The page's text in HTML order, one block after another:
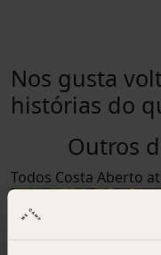
Nos gusta
histórias do
Outros
Todos Costa Aberto